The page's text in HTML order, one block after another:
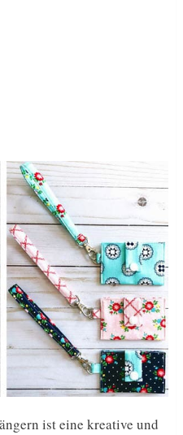
ist eine kreative und